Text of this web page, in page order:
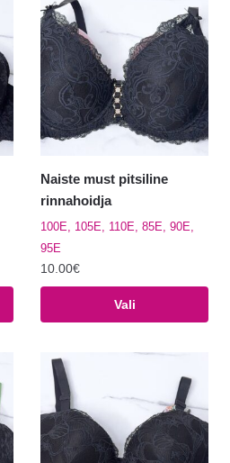
varianti.
Valikuid
saab
teha
tootelehel.
Naiste must pitsiline
rinnahoidja
100E, 105E, 110E, 85E, 90E,
95E
10.00€
Vali
tootel
mitu
varianti.
Valikuid
saab
teha